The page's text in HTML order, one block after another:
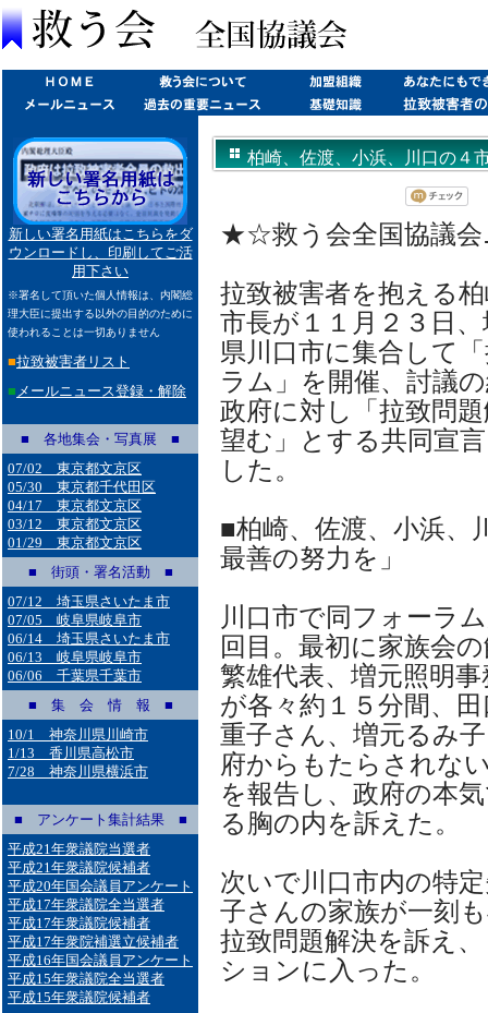
新しい署名用紙はこちらをダ
ウンロードし、印刷してご活
用下さい
※署名して頂いた個人情報は、内閣総
理大臣に提出する以外の目的のために
使われることは一切ありません
■拉致被害者リスト
■ メールニュース登録・解除
■ 各地集会・写真展 ■
07/02 東京都文京区
05/30 東京都千代田区
04/17 東京都文京区
03/12 東京都文京区
01/29 東京都文京区
■ 街頭・署名活動 ■
07/12 埼玉県さいたま市
07/05 岐阜県岐阜市
06/14 埼玉県さいたま市
06/13 岐阜県岐阜市
06/06 千葉県千葉市
■ 集 会 情 報 ■
10/1 神奈川県川崎市
1/13 香川県高松市
7/28 神奈川県横浜市
■ アンケート集計結果 ■
平成21年衆議院当選者
平成21年衆議院候補者
平成20年国会議員アンケート
平成17年衆議院全当選者
平成17年衆議院候補者
平成17年衆院補選立候補者
平成16年国会議員アンケート
平成15年衆議院全当選者
平成15年衆議院候補者
柏崎、佐渡、小浜、川口の４
★☆救う会全国協議
拉致被害者を抱える
市長が１１月２３日
県川口市に集合して
ラム」を開催、討議
政府に対し「拉致問
望む」とする共同宣
した。
■柏崎、佐渡、小浜、
最善の努力を」
川口市で同フォーラ
回目。最初に家族会
繁雄代表、増元照明
が各々約１５分間、
重子さん、増元るみ
府からもたらされな
を報告し、政府の本
る胸の内を訴えた。
次いで川口市内の特
子さんの家族が一刻
拉致問題解決を訴え
ションに入った。